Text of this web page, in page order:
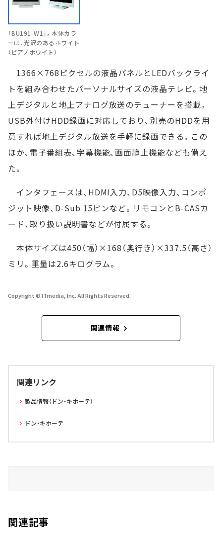
「BU191-W1」。本体カラ
ーは、光沢のあるホワイト
（ピアノホワイト）
1366×768ピクセルの液晶パネルとLEDバックライ
トを組み合わせたパーソナルサイズの液晶テレビ。地
上デジタルと地上アナログ放送のチューナーを搭載。
USB外付けHDD録画に対応しており、別売のHDDを用
意すれば地上デジタル放送を手軽に録画できる。この
ほか、電子番組表、字幕機能、画面静止機能なども備え
た。
インタフェースは、HDMI入力、D5映像入力、コンポ
ジット映像、D-Sub 15ピンなど。リモコンとB-CASカ
ード、取り扱い説明書などが付属する。
本体サイズは450（幅）×168（奥行き）×337.5（高さ）
ミリ。重量は2.6キログラム。
Copyright © ITmedia, Inc. All Rights Reserved.
関連情報
関連リンク
製品情報（ドン・キホーテ）
ドン・キホーテ
関連記事